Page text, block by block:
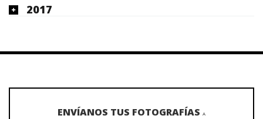
2017
ENVÍANOS TUS FOTOGRAFÍAS A